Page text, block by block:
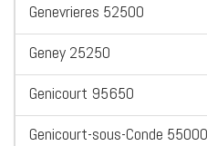
Genevrieres 52500
Geney 25250
Genicourt 95650
Genicourt-sous-Conde 55000